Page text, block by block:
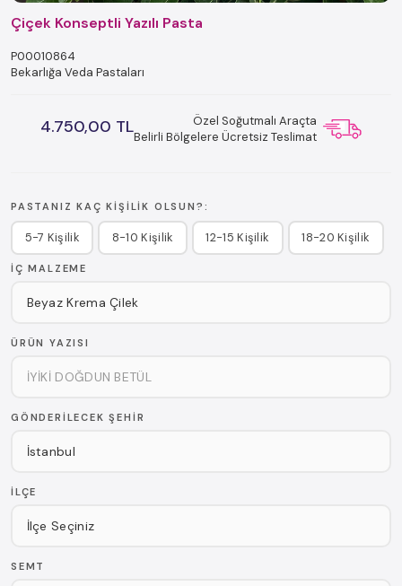
Çiçek Konseptli Yazılı Pasta
P00010864
Bekarlığa Veda Pastaları
4.750,00 TL
Özel Soğutmalı Araçta
Belirli Bölgelere Ücretsiz Teslimat
PASTANIZ KAÇ KIŞILIK OLSUN?:
5-7 Kişilik 8-10 Kişilik 12-15 Kişilik 18-20 Kişilik
İÇ MALZEME
ÜRÜN YAZISI
GÖNDERILECEK ŞEHIR
İLÇE
SEMT